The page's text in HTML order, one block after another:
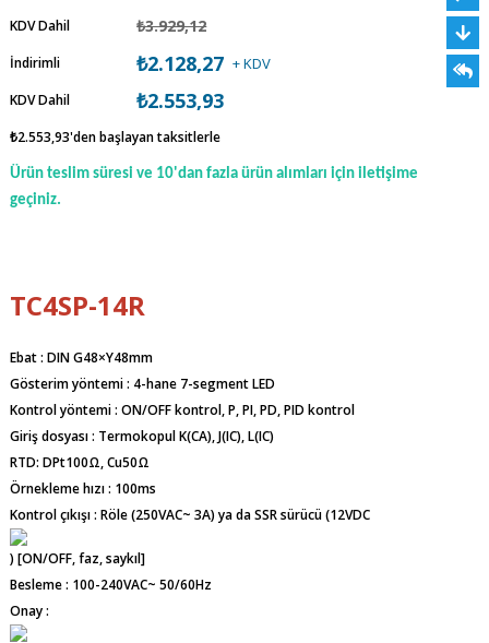
KDV Dahil
₺3.929,12
İndirimli ₺2.128,27 + KDV
KDV Dahil ₺2.553,93
₺2.553,93'den başlayan taksitlerle
Ürün teslim süresi ve 10'dan fazla ürün alımları için iletişime
geçiniz.
TC4SP-14R
Ebat : DIN G48×Y48mm
Gösterim yöntemi : 4-hane 7-segment LED
Kontrol yöntemi : ON/OFF kontrol, P, PI, PD, PID kontrol
Giriş dosyası : Termokopul K(CA), J(IC), L(IC)
RTD: DPt100Ω, Cu50Ω
Örnekleme hızı : 100ms
Kontrol çıkışı : Röle (250VAC~ 3A) ya da SSR sürücü (12VDC
) [ON/OFF, faz, saykıl]
Besleme : 100-240VAC~ 50/60Hz
Onay :